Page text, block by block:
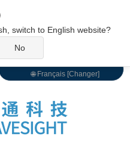
🌐 Français [Changer]
switch to English website?
No